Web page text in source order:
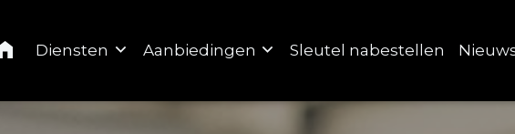
Home
Diensten Aanbiedingen Sleutel nabestellen